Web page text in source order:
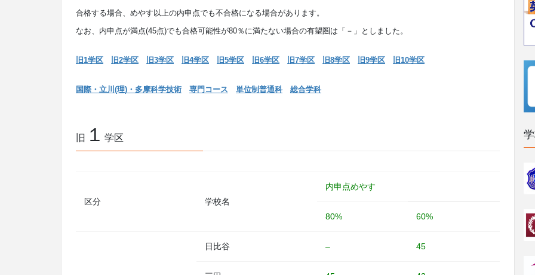
合格する場合、めやす以上の内申点でも不合格になる場合があります。
なお、内申点が満点(45点)でも合格可能性が80％に満たない場合の有望圏は「－」としました。
旧1学区 旧2学区 旧3学区 旧4学区 旧5学区 旧6学区 旧7学区 旧8学区 旧9学区 旧10学区
国際・立川(理)・多摩科学技術 専門コース 単位制普通科 総合学科
旧 １ 学区
区分 学校名
内申点めやす
80% 60%
日比谷 – 45